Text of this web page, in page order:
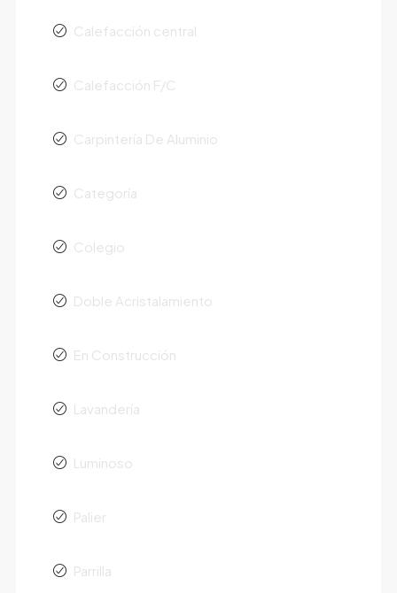
Calefacción central
Calefacción F/C
Carpintería De Aluminio
Categoría
Colegio
Doble Acristalamiento
En Construcción
Lavandería
Luminoso
Palier
Parrilla